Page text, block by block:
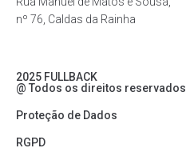
nº 76, Caldas da Rainha
2025 FULLBACK
@ Todos os direitos reservados
Proteção de Dados
RGPD